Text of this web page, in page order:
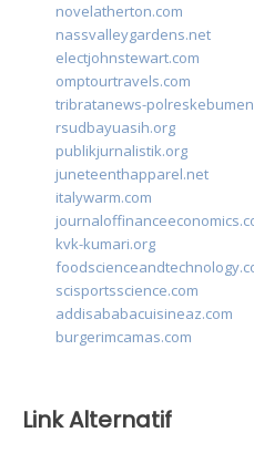
novelatherton.com
nassvalleygardens.net
electjohnstewart.com
omptourtravels.com
tribratanews-
rsudbayuasih.org
publikjurnalistik.org
juneteenthapparel.net
italywarm.com
kvk-kumari.org
scisportsscience.com
addisababacuisineaz.com
burgerimcamas.com
Link Alternatif